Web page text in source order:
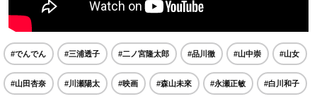
#でんでん #三浦透子 #二ノ宮隆太郎 #品川徹 #山中崇 #山女
#山田杏奈 #川瀬陽太 #映画 #森山未來 #永瀬正敏 #白川和子